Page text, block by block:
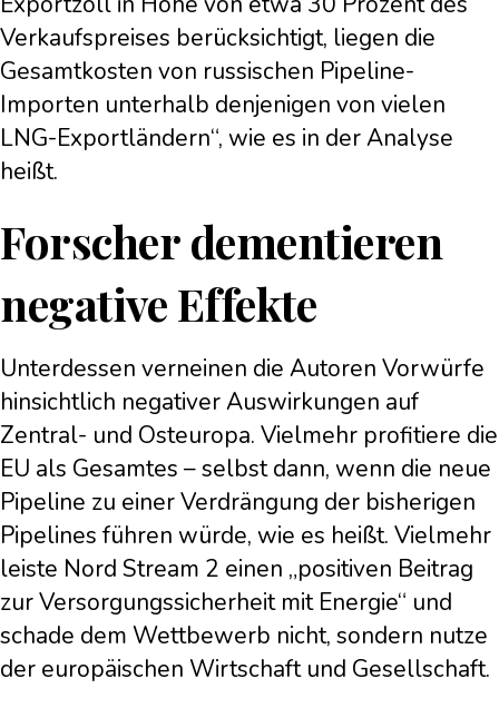
Verkaufspreises berücksichtigt, liegen die
Gesamtkosten von russischen Pipeline-
Importen unterhalb denjenigen von vielen
LNG-Exportländern“, wie es in der Analyse
heißt.
Forscher dementieren
negative Effekte
Unterdessen verneinen die Autoren Vorwürfe
hinsichtlich negativer Auswirkungen auf
Zentral- und Osteuropa. Vielmehr profitiere die
EU als Gesamtes – selbst dann, wenn die neue
Pipeline zu einer Verdrängung der bisherigen
Pipelines führen würde, wie es heißt. Vielmehr
leiste Nord Stream 2 einen „positiven Beitrag
zur Versorgungssicherheit mit Energie“ und
schade dem Wettbewerb nicht, sondern nutze
der europäischen Wirtschaft und Gesellschaft.